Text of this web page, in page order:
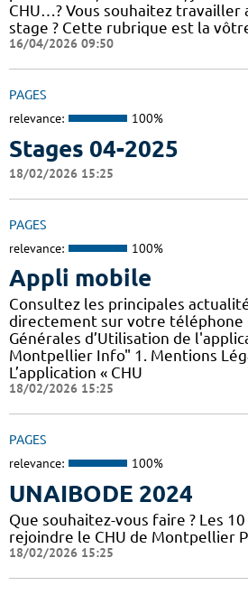
CHU…? Vous souhaitez travailler
stage ? Cette rubrique est la
16/04/2026 09:50
PAGES
relevance: 100%
Stages 04-2025
18/02/2026 15:25
PAGES
relevance: 100%
Appli mobile
Consultez les principales
directement sur votre téléphone
Générales d’Utilisation de
Montpellier Info" 1. Mentions
L’application « CHU
18/02/2026 15:25
PAGES
relevance: 100%
UNAIBODE 2024
Que souhaitez-vous faire ? Les
rejoindre le CHU de Montpellier
18/02/2026 15:25